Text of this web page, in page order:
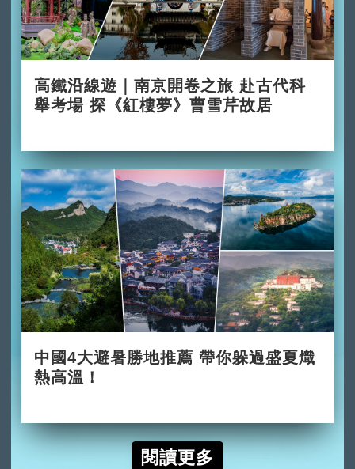
高鐵沿線遊｜南京開卷之旅 赴古代科
舉考場 探《紅樓夢》曹雪芹故居
中國4大避暑勝地推薦 帶你躲過盛夏熾
熱高溫！
閱讀更多